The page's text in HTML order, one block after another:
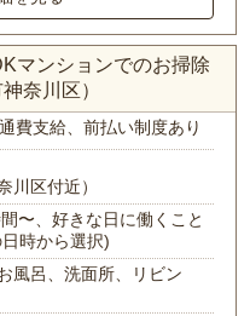
マンションでのお掃除
奈川区）
通費支給、前払い制度あり
川区付近）
〜、好きな日に働くこと
時から選択)
風呂、洗面所、リビン